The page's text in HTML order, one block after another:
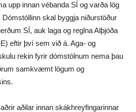
upp innan vébanda SÍ og varða lög
skal byggja niðurstöður
SÍ, auk laga og reglna Alþjóða
eftir því sem við á. Aga- og
rekin fyrir dómstólnum nema þau
samkvæmt lögum og
aðilar innan skákhreyfingarinnar